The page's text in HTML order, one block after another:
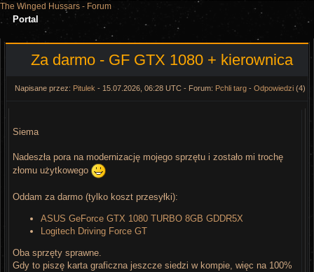
The Winged Hussars - Forum
Portal
Za darmo - GF GTX 1080 + kierownica
Napisane przez: Pitulek - 15.07.2026, 06:28 UTC - Forum: Pchli targ - Odpowiedzi (4)
Siema
Nadeszła pora na modernizację mojego sprzętu i zostało mi trochę
złomu użytkowego
Oddam za darmo (tylko koszt przesyłki):
ASUS GeForce GTX 1080 TURBO 8GB GDDR5X
Logitech Driving Force GT
Oba sprzęty sprawne.
Gdy to piszę karta graficzna jeszcze siedzi w kompie, więc na 100%